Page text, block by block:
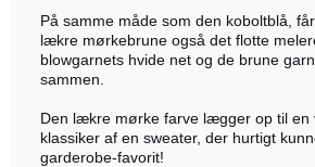
På samme måde som den koboltblå,
lækre mørkebrune også det flotte
blowgarnets hvide net og de brune
sammen.
Den lækre mørke farve lægger op til
klassiker af en sweater, der hurtigt
garderobe-favorit!